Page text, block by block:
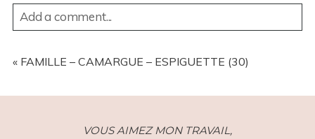
Add a comment...
REQUIRED FIELDS ARE MARKED *
« FAMILLE – CAMARGUE – ESPIGUETTE (30)
VOUS AIMEZ MON TRAVAIL,